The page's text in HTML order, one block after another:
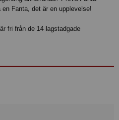
Fanta, det är en upplevelse!
fri från de 14 lagstadgade